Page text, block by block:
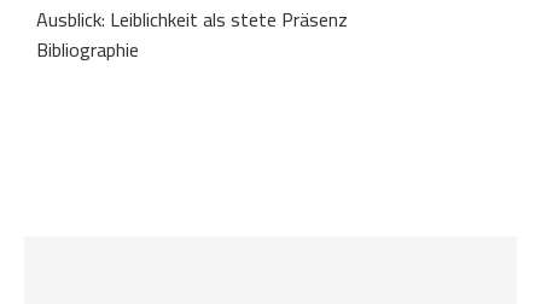
Ausblick: Leiblichkeit als stete Präsenz
Bibliographie